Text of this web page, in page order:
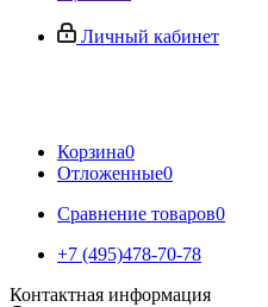
Личный кабинет
Корзина0
Отложенные0
Сравнение товаров0
+7 (495)478-70-78
Контактная информация